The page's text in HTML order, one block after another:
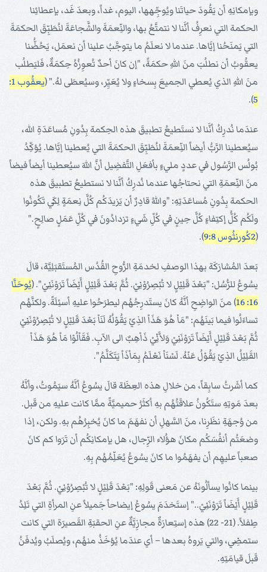
وبإمكانِهِ أن يَقُودَ حياتَنا ويُوجِّهها، اليوم، غداً، وبعدَ غَد، بإعطائِنا
الحكمة التي نعرِفُ أنَّنا لا نتمتَّعُ بها، والنِّعمَةَ والشَّجاعَةَ لنُطَبِّقَ الحكمَةَ
التي يَمنَحُنا إيَّاها. عندما لا نعلَمُ ما يتوجَّبُ علينا أن نعمَل، يَحُضُّنا
يعقُوبُ أن نطلُبَ منَ اللهِ حكمَةً، "إن كانَ أحدٌ تُعوِزُهُ حِكمَةٌ، فَليَطلُب
منَ اللهِ الذي يُعطي الجميعَ بِسخاءٍ ولا يُعَيِّر، وسيُعطَى لهُ." (
يعقُوب 1:
5
).
عندَما نُدرِكُ أنَّنا لا نستَطيعُ تطبيقَ هذه الحِكمة بِدُونِ مُساعَدَةِ الله،
سيُعطينا الرَّبُّ أيضاً النِّعمَةَ لنُطَبِّقَ الحكمَةَ التي يُعطينا إيَّاها. يُؤكِّدُ
بُولُس الرَّسُول في عددٍ مليءٍ بأفعَلِ التَّفضِيل أنَّ اللهَ سيُعطينا أيضاً فيضاً
منَ النِّعمَةِ التي نحتاجُها عندما نُدرِكُ أنَّنا لا نستطيعُ تطبيقَ هذه
الحكمة بِدُونِ مُساعَدَتِهِ: "واللهُ قادِرٌ أن يَزيدَكُم كُلَّ نِعمَةٍ لِكَي تَكُونُوا
ولَكُم كُلُّ إكتِفاءٍ كُلَّ حِينٍ في كُلِّ شَيءٍ تزدادُونَ في كُلِّ عَمَلٍ صالِحٍ."
(2كُورنثُوس 9:8 ).
بَعدَ المُشارَكَة بهذا الوصفِ لخدمَةِ الرُّوحِ القُدُس المُستَقبَلِيَّة، قالَ
يسُوعُ للرُّسُل: "بَعْدَ قَلِيْلٍ لا تُبْصِرُوْنِيْ. ثُمَّ بَعْدَ قَلِيْلٍ أَيْضَاً تَرَوْنَنِيْ". (يُوحَنَّا
16: 16
) منَ الواضِحِ أنَّهُ كانَ يستَدرِجُهُم ليطرَحُوا عليهِ أسئِلَةً. ولكنَّهُم
تساءَلُوا فيما بَينَهُم: "مَاْ هُوَ هَذَاْ الذِيْ يَقُوْلُهُ لَنَاْ بَعْدَ قَلِيْلٍ لا تُبْصِرُوْنَنِيْ
ثُمَّ بَعْدَ قَلِيْلٍ أَيْضَاً تَرَوْنَنِيْ وَلأَنِّيْ ذَاْهِبٌ الى الآبِ. فَقَاْلُوْا مَاْ هُوَ هَذَاْ
القَلِيْلُ الذِيْ يَقُوْلُ عَنْهُ. لَسْنَاْ نَعْلَمُ بِمَاْذَاْ يَتَكَلَّمُ".
كما أشَرتُ سابِقاً، من خلالِ هذه العِظَة قالَ يسُوعُ أنَّهُ سيَمُوتُ، وأنَّهُ
بعدَ مَوتِهِ ستَكُونُ علاقَتُهُم بهِ أكثَرُ حميميَّةً ممَّا كانت عليهِ من قَبل.
من وُجهَةِ نظَرِنا، منَ السَّهلِ أن نفهَمَ ما كانَ يُخبِرُهُم بهِ. ولكن، إذا
وضعَتُم أنفُسَكُم مكانَ هؤُلاء الرِّجال، هل بإمكانِكُم أن تَرَوا كم كانَ
صعباً عليهِم أن يفهَمُوا ما كانَ يسُوعُ يُعَلِّمُهُم بِهِ.
بينما كانُوا يسألُونَهُ عن مَعنى قَولِهِ: "بَعْدَ قَلِيْلٍ لا تُبْصِرُوْنِيْ. ثُمَّ بَعْدَ
قَلِيْلٍ أَيْضَاً تَرَوْنَنِيْ.." إستَخدَمَ يسُوعُ إيضاحاً جَميلاً عنِ المرأةِ التي تَلِدُ
طِفلاً. (21- 22) هذه إستِعارَةٌ مجازِيَّةٌ عنِ الحقبَةِ القَصيرَة التي كانت
ستمضِي، والتي يَروهُ بعدها – أي عندَما يُؤخَذُ منهُم، ويُصلَبُ ويُدفَنُ
قَبلَ قيامَتِهِ.